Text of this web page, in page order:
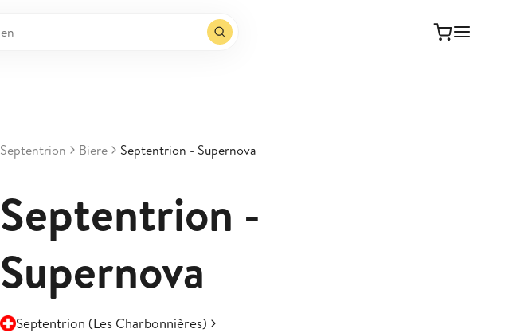
Septentrion Biere Septentrion - Supernova
Septentrion -
Supernova
Septentrion (Les Charbonnières)